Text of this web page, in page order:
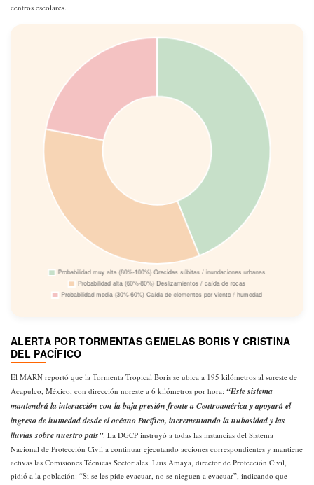
centros escolares.
ALERTA POR TORMENTAS GEMELAS BORIS Y CRISTINA
DEL PACÍFICO
El MARN reportó que la Tormenta Tropical Boris se ubica a 195 kilómetros al sureste de
Acapulco, México, con dirección noreste a 6 kilómetros por hora: “Este sistema
mantendrá la interacción con la baja presión frente a Centroamérica y apoyará el
ingreso de humedad desde el océano Pacífico, incrementando la nubosidad y las
lluvias sobre nuestro país”. La DGCP instruyó a todas las instancias del Sistema
Nacional de Protección Civil a continuar ejecutando acciones correspondientes y mantiene
activas las Comisiones Técnicas Sectoriales. Luis Amaya, director de Protección Civil,
pidió a la población: “Si se les pide evacuar, no se nieguen a evacuar”, indicando que